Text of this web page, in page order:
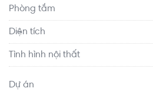
các quận lân cận. Khu căn hộ với
cao cấp mang đến cho bạn
Phòng tắm
Diện tích
Tình hình nội thất
Dự án